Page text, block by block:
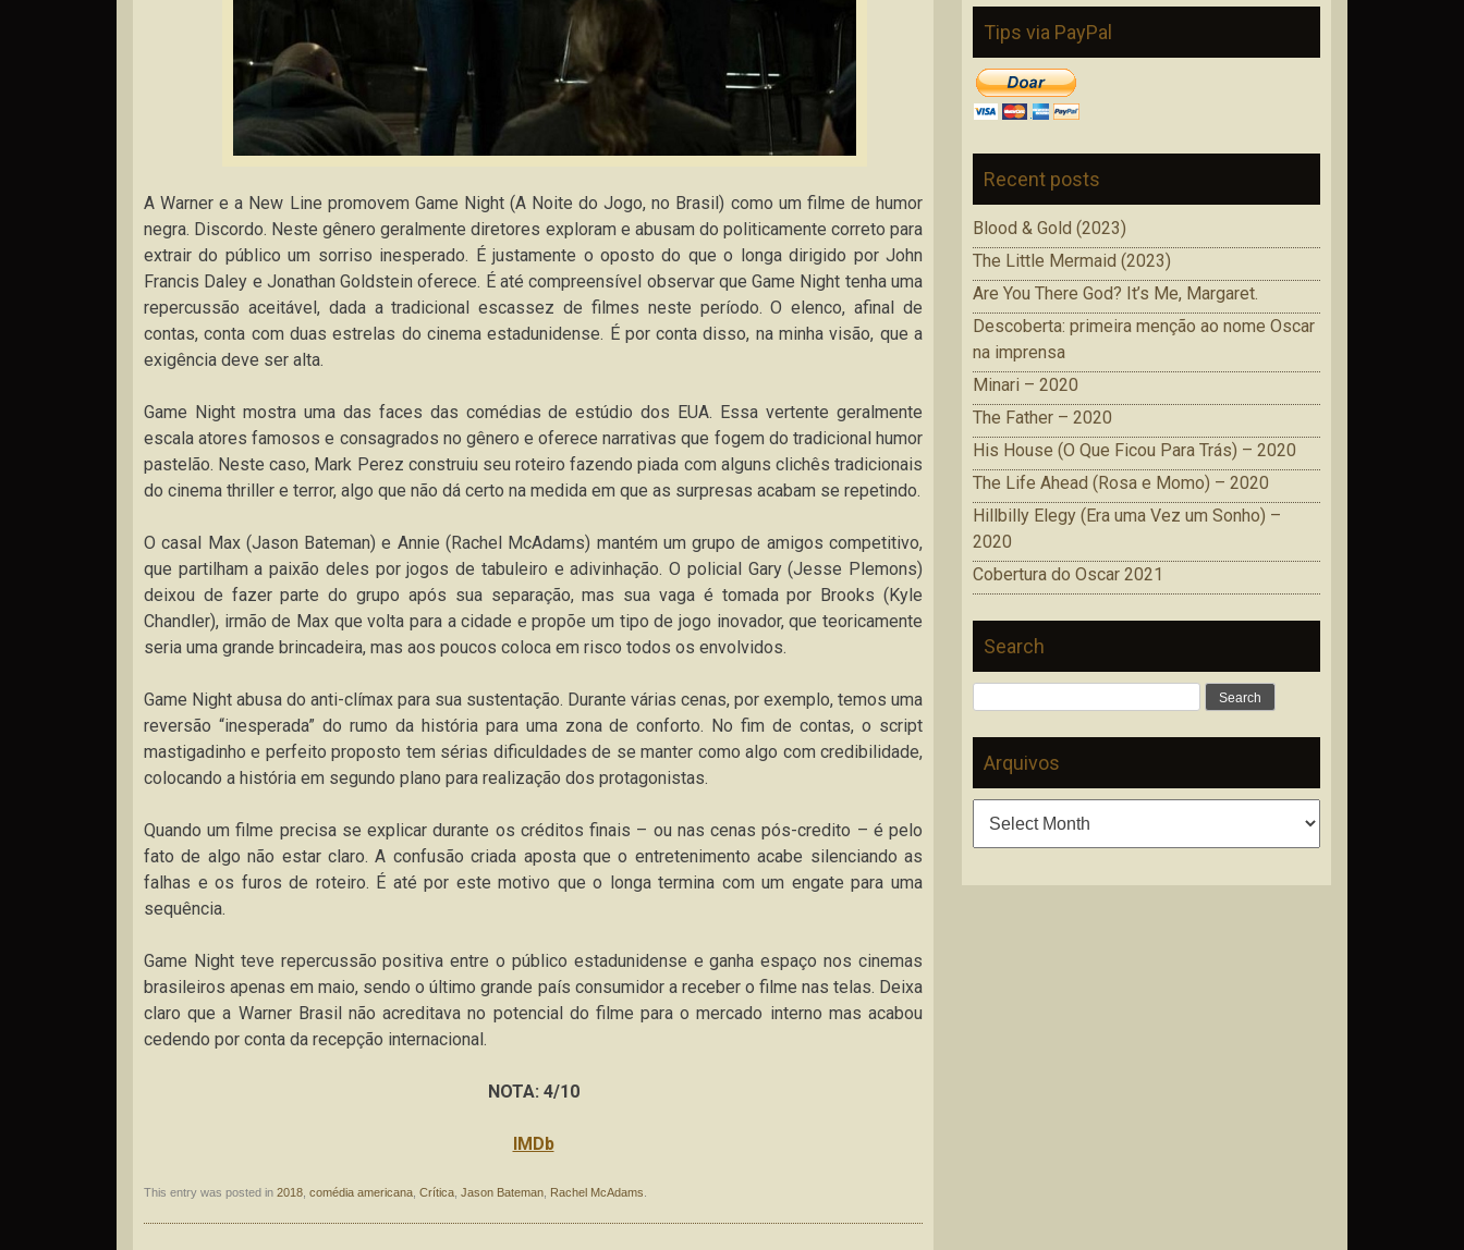
A Warner e a New Line promovem Game Night (A Noite do Jogo, no Brasil) como um filme de humor
negra. Discordo. Neste gênero geralmente diretores exploram e abusam do politicamente correto para
extrair do público um sorriso inesperado. É justamente o oposto do que o longa dirigido por John
Francis Daley e Jonathan Goldstein oferece. É até compreensível observar que Game Night tenha uma
repercussão aceitável, dada a tradicional escassez de filmes neste período. O elenco, afinal de
contas, conta com duas estrelas do cinema estadunidense. É por conta disso, na minha visão, que a
exigência deve ser alta.
Game Night mostra uma das faces das comédias de estúdio dos EUA. Essa vertente geralmente
escala atores famosos e consagrados no gênero e oferece narrativas que fogem do tradicional humor
pastelão. Neste caso, Mark Perez construiu seu roteiro fazendo piada com alguns clichês tradicionais
do cinema thriller e terror, algo que não dá certo na medida em que as surpresas acabam se repetindo.
O casal Max (Jason Bateman) e Annie (Rachel McAdams) mantém um grupo de amigos competitivo,
que partilham a paixão deles por jogos de tabuleiro e adivinhação. O policial Gary (Jesse Plemons)
deixou de fazer parte do grupo após sua separação, mas sua vaga é tomada por Brooks (Kyle
Chandler), irmão de Max que volta para a cidade e propõe um tipo de jogo inovador, que teoricamente
seria uma grande brincadeira, mas aos poucos coloca em risco todos os envolvidos.
Game Night abusa do anti-clímax para sua sustentação. Durante várias cenas, por exemplo, temos uma
reversão “inesperada” do rumo da história para uma zona de conforto. No fim de contas, o script
mastigadinho e perfeito proposto tem sérias dificuldades de se manter como algo com credibilidade,
colocando a história em segundo plano para realização dos protagonistas.
Quando um filme precisa se explicar durante os créditos finais – ou nas cenas pós-credito – é pelo
fato de algo não estar claro. A confusão criada aposta que o entretenimento acabe silenciando as
falhas e os furos de roteiro. É até por este motivo que o longa termina com um engate para uma
sequência.
Game Night teve repercussão positiva entre o público estadunidense e ganha espaço nos cinemas
brasileiros apenas em maio, sendo o último grande país consumidor a receber o filme nas telas. Deixa
claro que a Warner Brasil não acreditava no potencial do filme para o mercado interno mas acabou
cedendo por conta da recepção internacional.
NOTA: 4/10
IMDb
This entry was posted in 2018 comédia americana Crítica Jason Bateman Rachel McAdams
Tips via PayPal
Recent posts
Blood & Gold (2023)
The Little Mermaid (2023)
Are You There God? It’s Me, Margaret.
Descoberta: primeira menção ao nome Oscar
na imprensa
Minari – 2020
The Father – 2020
His House (O Que Ficou Para Trás) – 2020
The Life Ahead (Rosa e Momo) – 2020
Hillbilly Elegy (Era uma Vez um Sonho) –
2020
Cobertura do Oscar 2021
Search
Arquivos